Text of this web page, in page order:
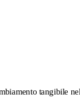
tangibile